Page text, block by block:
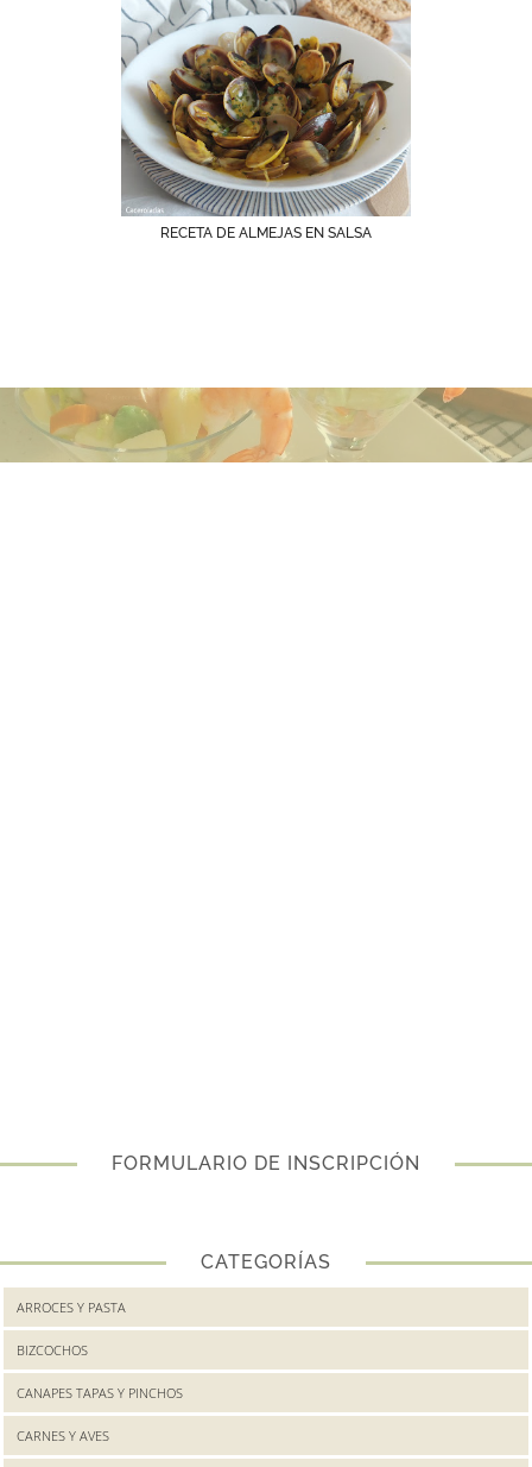
RECETA DE ALMEJAS EN SALSA
FORMULARIO DE INSCRIPCIÓN
CATEGORÍAS
ARROCES Y PASTA
BIZCOCHOS
CANAPES TAPAS Y PINCHOS
CARNES Y AVES